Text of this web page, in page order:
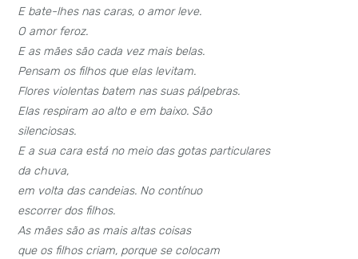
E bate-lhes nas caras, o amor leve.
O amor feroz.
E as mães são cada vez mais belas.
Pensam os filhos que elas levitam.
Flores violentas batem nas suas pálpebras.
Elas respiram ao alto e em baixo. São
silenciosas.
E a sua cara está no meio das gotas particulares
da chuva,
em volta das candeias. No contínuo
escorrer dos filhos.
As mães são as mais altas coisas
que os filhos criam, porque se colocam